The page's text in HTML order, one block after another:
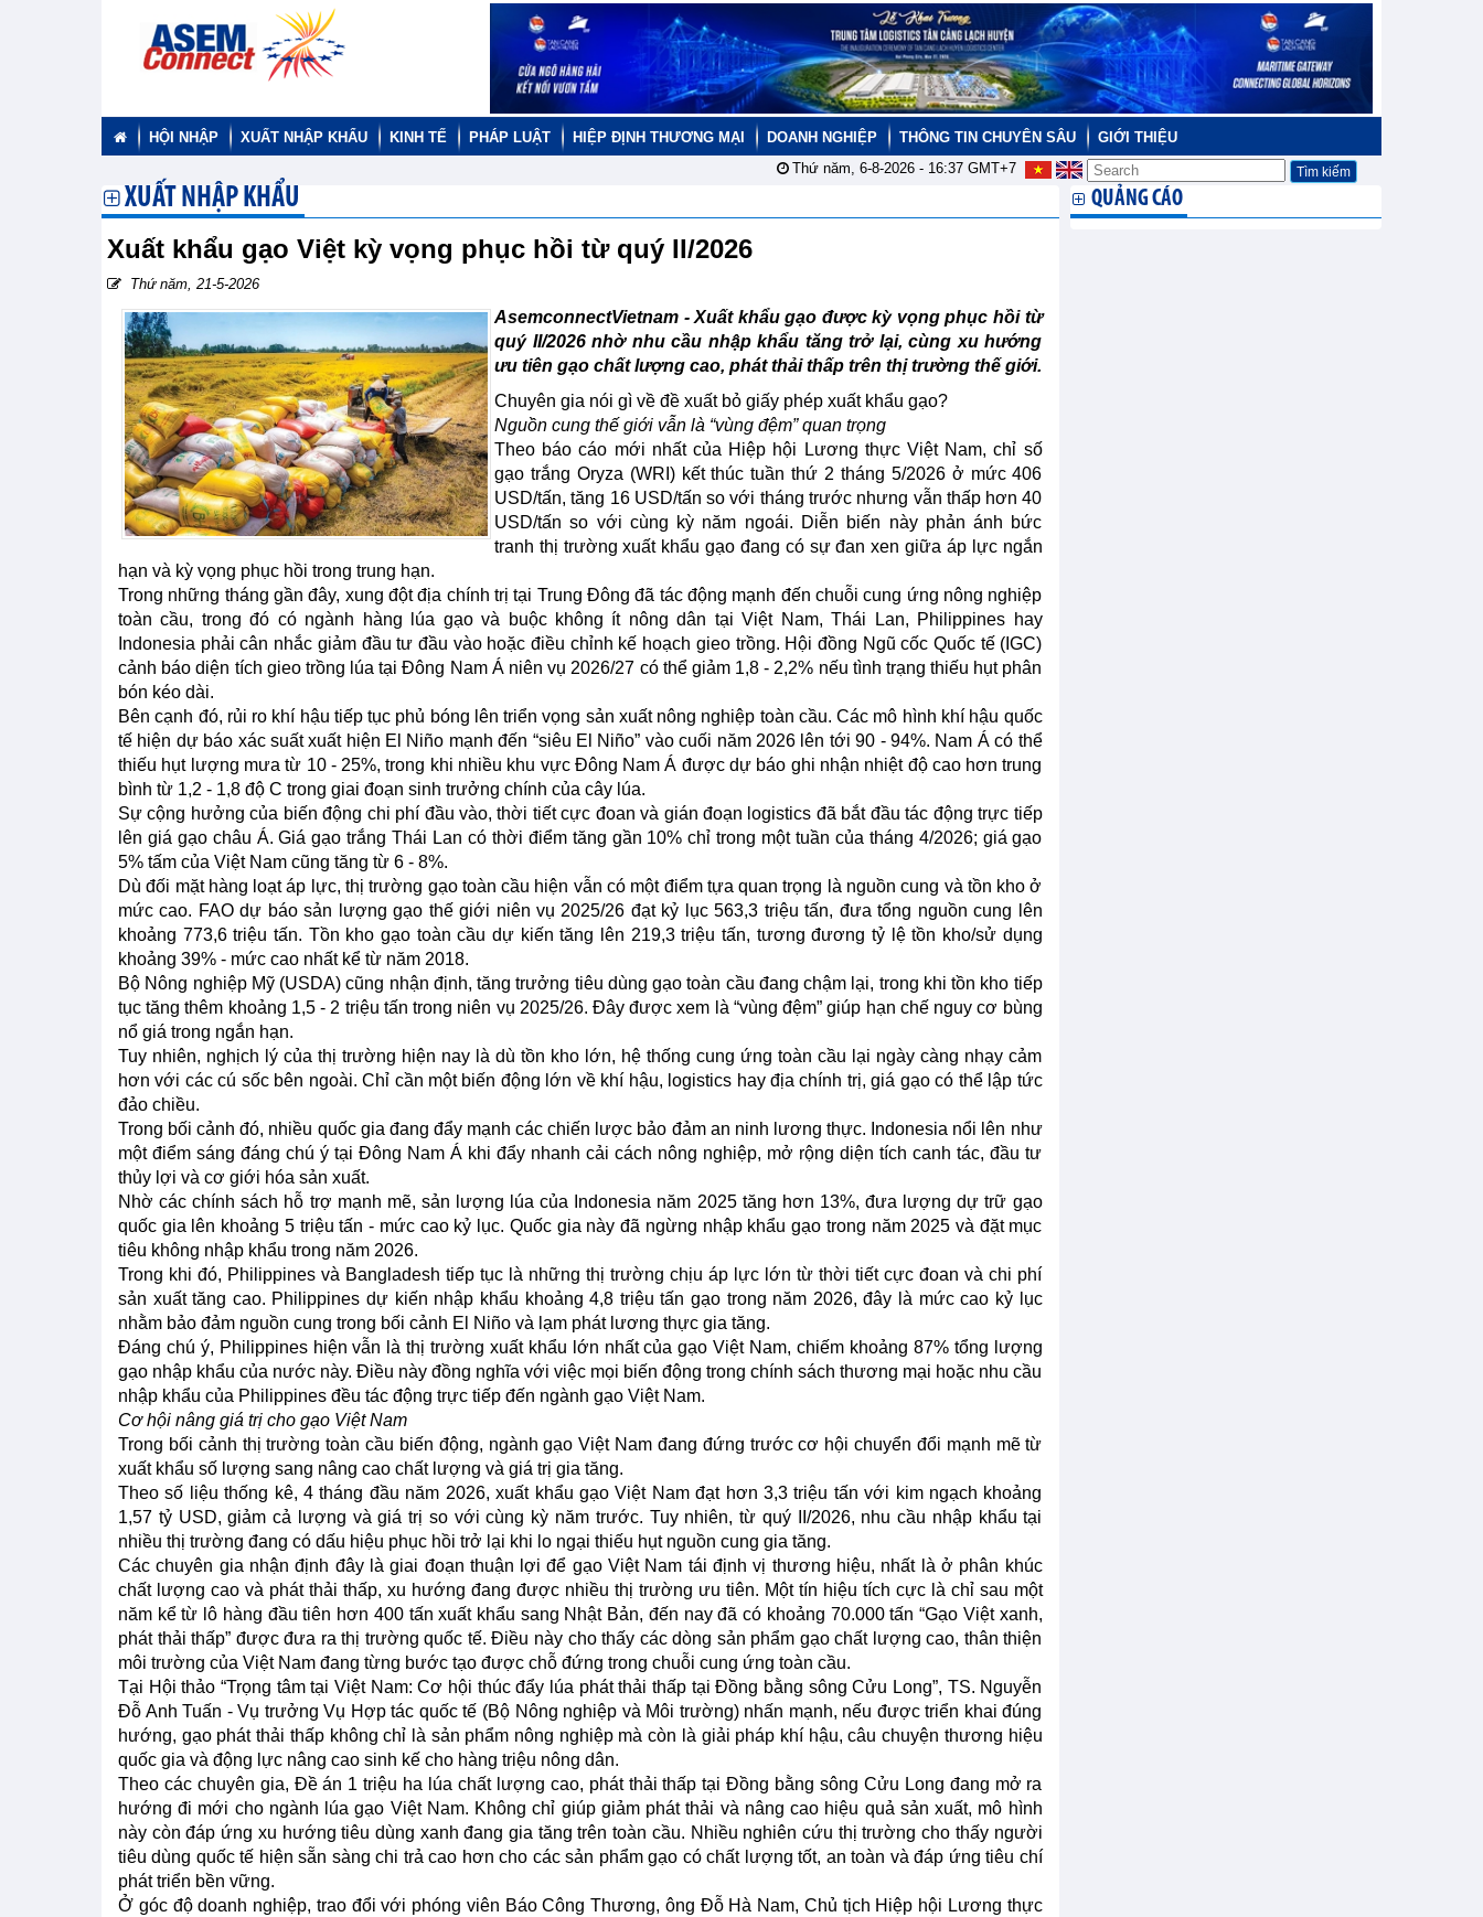
HỘI NHẬP XUẤT NHẬP KHẨU KINH TẾ PHÁP LUẬT HIỆP ĐỊNH THƯƠNG MẠI DOANH NGHIỆP THÔNG TIN CHUYÊN SÂU
GIỚI THIỆU
Thứ năm, 6-8-2026 - 16:37GMT+7
XUẤT NHẬP KHẨU
Xuất khẩu gạo Việt kỳ vọng phục hồi từ quý II/2026
Thứ năm, 21-5-2026
AsemconnectVietnam -Xuất khẩu gạo được kỳ vọng phục hồi từ
quý II/2026 nhờ nhu cầu nhập khẩu tăng trở lại, cùng xu hướng
ưu tiên gạo chất lượng cao, phát thải thấp trên thị trường thế giới.
Chuyên gia nói gì về đề xuất bỏ giấy phép xuất khẩu gạo?
Nguồn cung thế giới vẫn là “vùng đệm” quan trọng
Theo báo cáo mới nhất của Hiệp hội Lương thực Việt Nam, chỉ số
gạo trắng Oryza (WRI) kết thúc tuần thứ 2 tháng 5/2026 ở mức 406
USD/tấn, tăng 16 USD/tấn so với tháng trước nhưng vẫn thấp hơn 40
USD/tấn so với cùng kỳ năm ngoái. Diễn biến này phản ánh bức
tranh thị trường xuất khẩu gạo đang có sự đan xen giữa áp lực ngắn
hạn và kỳ vọng phục hồi trong trung hạn.
Trong những tháng gần đây, xung đột địa chính trị tại Trung Đông đã tác động mạnh đến chuỗi cung ứng nông nghiệp
toàn cầu, trong đó có ngành hàng lúa gạo và buộc không ít nông dân tại Việt Nam, Thái Lan, Philippines hay
Indonesia phải cân nhắc giảm đầu tư đầu vào hoặc điều chỉnh kế hoạch gieo trồng. Hội đồng Ngũ cốc Quốc tế (IGC)
cảnh báo diện tích gieo trồng lúa tại Đông Nam Á niên vụ 2026/27 có thể giảm 1,8 - 2,2% nếu tình trạng thiếu hụt phân
bón kéo dài.
Bên cạnh đó, rủi ro khí hậu tiếp tục phủ bóng lên triển vọng sản xuất nông nghiệp toàn cầu. Các mô hình khí hậu quốc
tế hiện dự báo xác suất xuất hiện El Niño mạnh đến “siêu El Niño” vào cuối năm 2026 lên tới 90 - 94%. Nam Á có thể
thiếu hụt lượng mưa từ 10 - 25%, trong khi nhiều khu vực Đông Nam Á được dự báo ghi nhận nhiệt độ cao hơn trung
bình từ 1,2 - 1,8 độ C trong giai đoạn sinh trưởng chính của cây lúa.
Sự cộng hưởng của biến động chi phí đầu vào, thời tiết cực đoan và gián đoạn logistics đã bắt đầu tác động trực tiếp
lên giá gạo châu Á. Giá gạo trắng Thái Lan có thời điểm tăng gần 10% chỉ trong một tuần của tháng 4/2026; giá gạo
5% tấm của Việt Nam cũng tăng từ 6 - 8%.
Dù đối mặt hàng loạt áp lực, thị trường gạo toàn cầu hiện vẫn có một điểm tựa quan trọng là nguồn cung và tồn kho ở
mức cao. FAO dự báo sản lượng gạo thế giới niên vụ 2025/26 đạt kỷ lục 563,3 triệu tấn, đưa tổng nguồn cung lên
khoảng 773,6 triệu tấn. Tồn kho gạo toàn cầu dự kiến tăng lên 219,3 triệu tấn, tương đương tỷ lệ tồn kho/sử dụng
khoảng 39% - mức cao nhất kể từ năm 2018.
Bộ Nông nghiệp Mỹ (USDA) cũng nhận định, tăng trưởng tiêu dùng gạo toàn cầu đang chậm lại, trong khi tồn kho tiếp
tục tăng thêm khoảng 1,5 - 2 triệu tấn trong niên vụ 2025/26. Đây được xem là “vùng đệm” giúp hạn chế nguy cơ bùng
nổ giá trong ngắn hạn.
Tuy nhiên, nghịch lý của thị trường hiện nay là dù tồn kho lớn, hệ thống cung ứng toàn cầu lại ngày càng nhạy cảm
hơn với các cú sốc bên ngoài. Chỉ cần một biến động lớn về khí hậu, logistics hay địa chính trị, giá gạo có thể lập tức
đảo chiều.
Trong bối cảnh đó, nhiều quốc gia đang đẩy mạnh các chiến lược bảo đảm an ninh lương thực. Indonesia nổi lên như
một điểm sáng đáng chú ý tại Đông Nam Á khi đẩy nhanh cải cách nông nghiệp, mở rộng diện tích canh tác, đầu tư
thủy lợi và cơ giới hóa sản xuất.
Nhờ các chính sách hỗ trợ mạnh mẽ, sản lượng lúa của Indonesia năm 2025 tăng hơn 13%, đưa lượng dự trữ gạo
quốc gia lên khoảng 5 triệu tấn - mức cao kỷ lục. Quốc gia này đã ngừng nhập khẩu gạo trong năm 2025 và đặt mục
tiêu không nhập khẩu trong năm 2026.
Trong khi đó, Philippines và Bangladesh tiếp tục là những thị trường chịu áp lực lớn từ thời tiết cực đoan và chi phí
sản xuất tăng cao. Philippines dự kiến nhập khẩu khoảng 4,8 triệu tấn gạo trong năm 2026, đây là mức cao kỷ lục
nhằm bảo đảm nguồn cung trong bối cảnh El Niño và lạm phát lương thực gia tăng.
Đáng chú ý, Philippines hiện vẫn là thị trường xuất khẩu lớn nhất của gạo Việt Nam, chiếm khoảng 87% tổng lượng
gạo nhập khẩu của nước này. Điều này đồng nghĩa với việc mọi biến động trong chính sách thương mại hoặc nhu cầu
nhập khẩu của Philippines đều tác động trực tiếp đến ngành gạo Việt Nam.
Cơ hội nâng giá trị cho gạo Việt Nam
Trong bối cảnh thị trường toàn cầu biến động, ngành gạo Việt Nam đang đứng trước cơ hội chuyển đổi mạnh mẽ từ
xuất khẩu số lượng sang nâng cao chất lượng và giá trị gia tăng.
Theo số liệu thống kê, 4 tháng đầu năm 2026, xuất khẩu gạo Việt Nam đạt hơn 3,3 triệu tấn với kim ngạch khoảng
1,57 tỷ USD, giảm cả lượng và giá trị so với cùng kỳ năm trước. Tuy nhiên, từ quý II/2026, nhu cầu nhập khẩu tại
nhiều thị trường đang có dấu hiệu phục hồi trở lại khi lo ngại thiếu hụt nguồn cung gia tăng.
Các chuyên gia nhận định đây là giai đoạn thuận lợi để gạo Việt Nam tái định vị thương hiệu, nhất là ở phân khúc
chất lượng cao và phát thải thấp, xu hướng đang được nhiều thị trường ưu tiên. Một tín hiệu tích cực là chỉ sau một
năm kể từ lô hàng đầu tiên hơn 400 tấn xuất khẩu sang Nhật Bản, đến nay đã có khoảng 70.000 tấn “Gạo Việt xanh,
phát thải thấp” được đưa ra thị trường quốc tế. Điều này cho thấy các dòng sản phẩm gạo chất lượng cao, thân thiện
môi trường của Việt Nam đang từng bước tạo được chỗ đứng trong chuỗi cung ứng toàn cầu.
Tại Hội thảo “Trọng tâm tại Việt Nam: Cơ hội thúc đẩy lúa phát thải thấp tại Đồng bằng sông Cửu Long”, TS. Nguyễn
Đỗ Anh Tuấn - Vụ trưởng Vụ Hợp tác quốc tế (Bộ Nông nghiệp và Môi trường) nhấn mạnh, nếu được triển khai đúng
hướng, gạo phát thải thấp không chỉ là sản phẩm nông nghiệp mà còn là giải pháp khí hậu, câu chuyện thương hiệu
quốc gia và động lực nâng cao sinh kế cho hàng triệu nông dân.
Theo các chuyên gia, Đề án 1 triệu ha lúa chất lượng cao, phát thải thấp tại Đồng bằng sông Cửu Long đang mở ra
hướng đi mới cho ngành lúa gạo Việt Nam. Không chỉ giúp giảm phát thải và nâng cao hiệu quả sản xuất, mô hình
này còn đáp ứng xu hướng tiêu dùng xanh đang gia tăng trên toàn cầu. Nhiều nghiên cứu thị trường cho thấy người
tiêu dùng quốc tế hiện sẵn sàng chi trả cao hơn cho các sản phẩm gạo có chất lượng tốt, an toàn và đáp ứng tiêu chí
phát triển bền vững.
Ở góc độ doanh nghiệp, trao đổi với phóng viên Báo Công Thương, ông Đỗ Hà Nam, Chủ tịch Hiệp hội Lương thực
QUẢNG CÁO